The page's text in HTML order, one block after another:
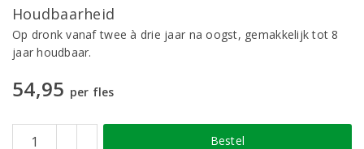
Houdbaarheid
Op dronk vanaf twee à drie jaar na oogst, gemakkelijk tot 8
jaar houdbaar.
54,95 per fles
Bestel